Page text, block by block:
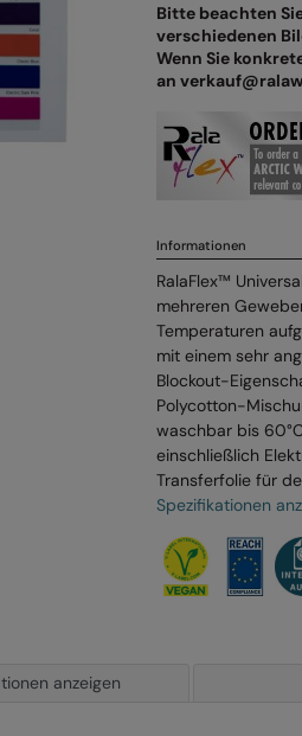
Bitte beachten
verschiedenen
Wenn Sie
an
Informationen
RalaFlex™
mehreren
Temperaturen
mit einem sehr
Blockout-
Polycotton-
waschbar bis
einschließlich
Transferfolie für
Spezifikationen
anzeigen